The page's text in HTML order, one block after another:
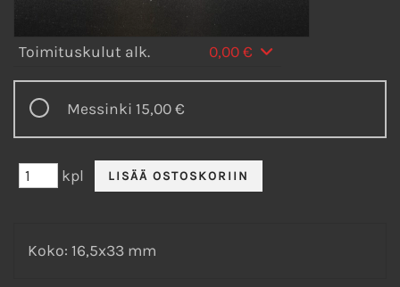
Toimituskulut alk. 0,00 €
Messinki 15,00 €
kpl
Koko: 16,5x33 mm